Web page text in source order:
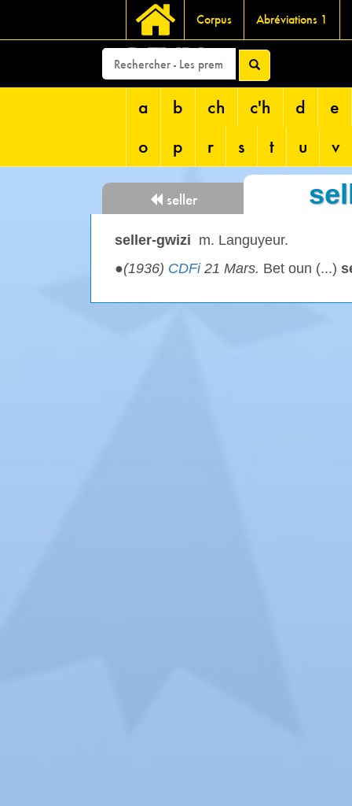
Corpus Abréviations 1
DEVRI
a b ch c'h d
e
o
p r s t u v
seller
seller-gwizi m. Languyeur.
●(1936) CDFi21 Mars. Bet oun (...)